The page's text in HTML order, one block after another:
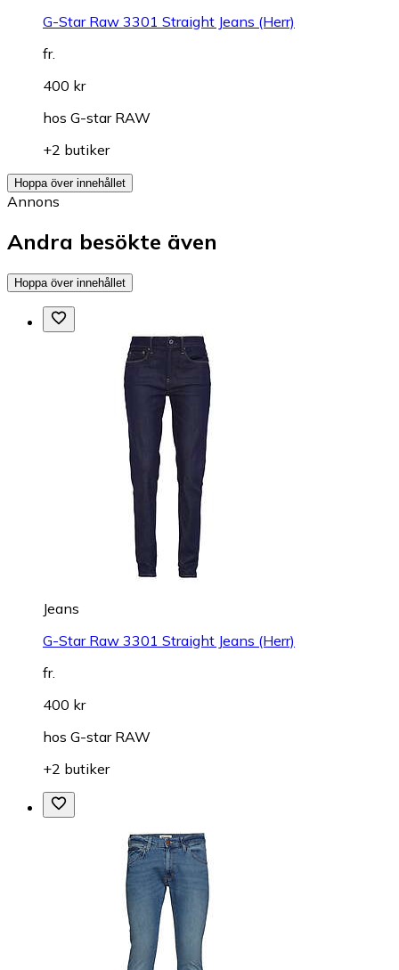
G-Star Raw 3301 Straight Jeans (Herr)
fr.
400 kr
hos G-star RAW
+2 butiker
Hoppa över innehållet
Annons
Andra besökte även
Hoppa över innehållet
Jeans
G-Star Raw 3301 Straight Jeans (Herr)
fr.
400 kr
hos G-star RAW
+2 butiker